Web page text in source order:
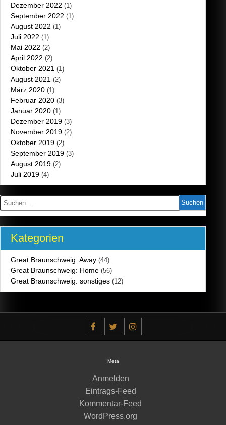
Dezember 2022 (1)
September 2022 (1)
August 2022 (1)
Juli 2022 (1)
Mai 2022 (2)
April 2022 (2)
Oktober 2021 (1)
August 2021 (2)
März 2020 (1)
Februar 2020 (3)
Januar 2020 (1)
Dezember 2019 (3)
November 2019 (2)
Oktober 2019 (2)
September 2019 (3)
August 2019 (2)
Juli 2019 (4)
Suchen
nach:
Kategorien
Great Braunschweig: Away (44)
Great Braunschweig: Home (56)
Great Braunschweig: sonstiges (12)
Meta
Anmelden
Eintrags-Feed
Kommentar-Feed
WordPress.org